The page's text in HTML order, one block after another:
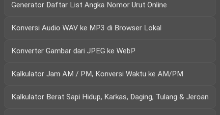
Generator Daftar List Angka Nomor Urut Online
Konversi Audio WAV ke MP3 di Browser Lokal
Konverter Gambar dari JPEG ke WebP
Kalkulator Jam AM / PM, Konversi Waktu ke AM/PM
Kalkulator Berat Sapi Hidup, Karkas, Daging, Tulang & Jeroan